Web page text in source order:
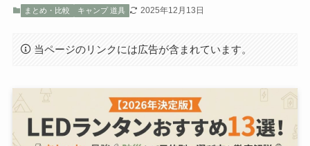
まとめ・比較 キャンプ 道具 2025年12月13日
当ページのリンクには広告が含まれています。